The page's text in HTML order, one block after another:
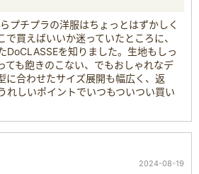
プチプラの洋服はちょっとはずかしく
で買えばいいか迷っていたところに、
DoCLASSEを知りました。生地もしっ
ても飽きのこない、でもおしゃれなデ
に合わせたサイズ展開も幅広く、返
れしいポイントでいつもついつい買い
2024-08-19